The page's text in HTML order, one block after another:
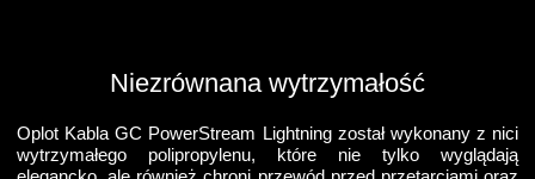
Niezrównana wytrzymałość
Oplot Kabla GC PowerStream Lightning został wykonany z nici
wytrzymałego polipropylenu, które nie tylko wyglądają